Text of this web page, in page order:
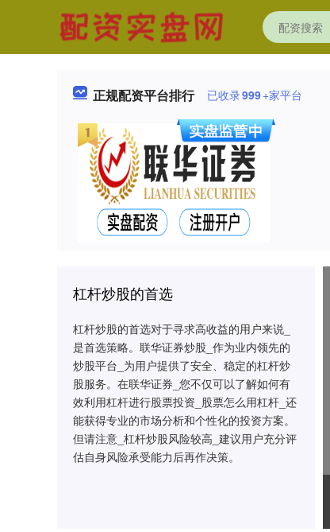
正规配资平台排行 已收录999+家平台
杠杆炒股的首选
杠杆炒股的首选对于寻求高收益的用户来说_
是首选策略。联华证券炒股_作为业内领先的
炒股平台_为用户提供了安全、稳定的杠杆炒
股服务。在联华证券_您不仅可以了解如何有
效利用杠杆进行股票投资_股票怎么用杠杆_还
能获得专业的市场分析和个性化的投资方案。
但请注意_杠杆炒股风险较高_建议用户充分评
估自身风险承受能力后再作决策。